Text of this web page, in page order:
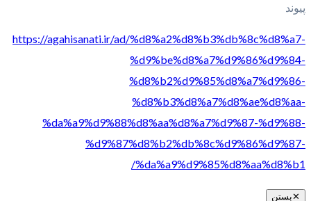
پیوند
https://agahisanati.ir/ad/%d8%a2%d8%b3%db%8c%d8%a7-
%d9%be%d8%a7%d9%86%d9%84-
%d8%b2%d9%85%d8%a7%d9%86-
%d8%b3%d8%a7%d8%ae%d8%aa-
%da%a9%d9%88%d8%aa%d8%a7%d9%87-%d9%88-
%d9%87%d8%b2%db%8c%d9%86%d9%87-
%da%a9%d9%85%d8%aa%d8%b1/
✕بستن